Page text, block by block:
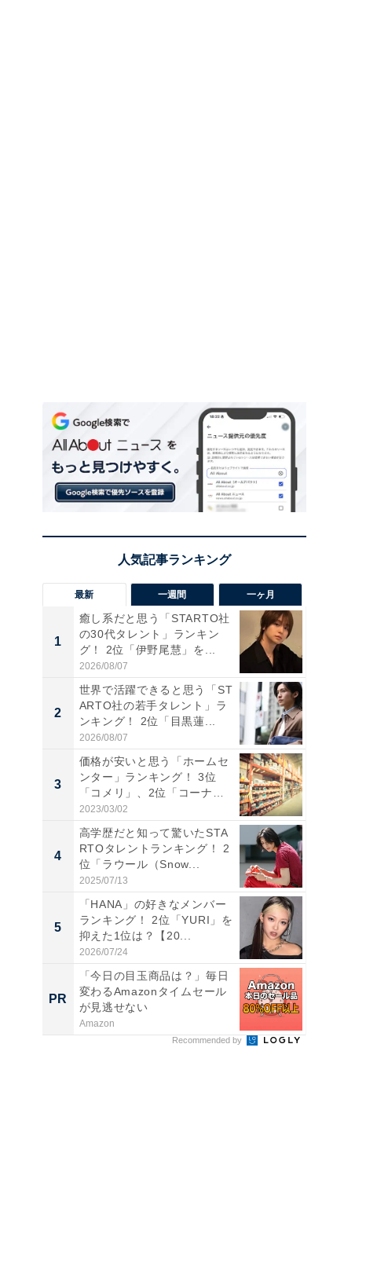
最新 一週間 一ヶ月
1
癒し系だと思う「STARTO社
の30代タレント」ランキン
グ！ 2位「伊野尾慧」を...
2026/08/07
2
世界で活躍できると思う「ST
ARTO社の若手タレント」ラ
ンキング！ 2位「目黒蓮...
2026/08/07
3
価格が安いと思う「ホームセ
ンター」ランキング！ 3位
「コメリ」、2位「コーナ
ン」...
2023/03/02
4
高学歴だと知って驚いたSTA
RTOタレントランキング！ 2
位「ラウール（Snow...
2025/07/13
5
「HANA」の好きなメンバー
ランキング！ 2位「YURI」を
抑えた1位は？【20...
2026/07/24
PR
「今日の目玉商品は？」毎日
変わるAmazonタイムセール
が見逃せない
Amazon
Recommended by